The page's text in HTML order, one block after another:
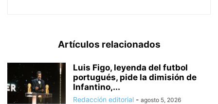
Artículos relacionados
Luis Figo, leyenda del futbol
portugués, pide la dimisión de
Infantino,...
Redacción editorial - agosto 5, 2026